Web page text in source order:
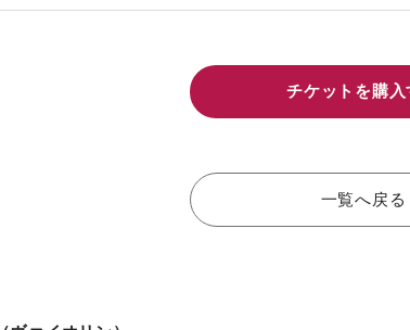
チケットを購入
一覧へ戻る